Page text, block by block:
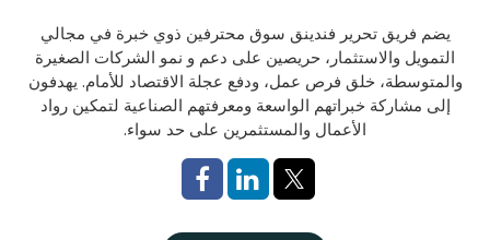
يضم فريق تحرير فندينق سوق محترفين ذوي خبرة في مجالي
التمويل والاستثمار، حريصين على دعم و نمو الشركات الصغيرة
والمتوسطة، خلق فرص عمل، ودفع عجلة الاقتصاد للأمام. يهدفون
إلى مشاركة خبراتهم الواسعة ومعرفتهم الصناعية لتمكين رواد
الأعمال والمستثمرين على حد سواء.